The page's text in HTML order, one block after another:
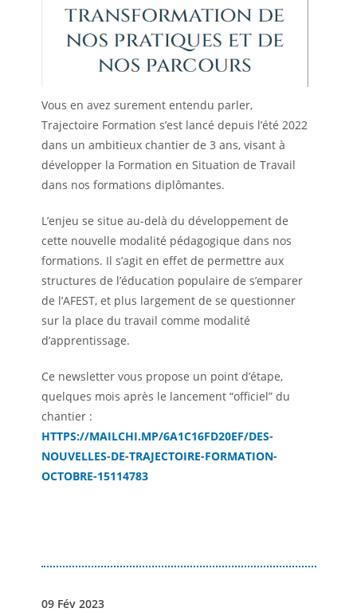
Vous en avez surement entendu parler,
Trajectoire Formation s’est lancé depuis l’été 2022
dans un ambitieux chantier de 3 ans, visant à
développer la Formation en Situation de Travail
dans nos formations diplômantes.
L’enjeu se situe au-delà du développement de
cette nouvelle modalité pédagogique dans nos
formations. Il s’agit en effet de permettre aux
structures de l’éducation populaire de s’emparer
de l’AFEST, et plus largement de se questionner
sur la place du travail comme modalité
d’apprentissage.
Ce newsletter vous propose un point d’étape,
quelques mois après le lancement “officiel” du
chantier :
HTTPS://MAILCHI.MP/6A1C16FD20EF/DES-
NOUVELLES-DE-TRAJECTOIRE-FORMATION-
OCTOBRE-15114783
09 Fév 2023